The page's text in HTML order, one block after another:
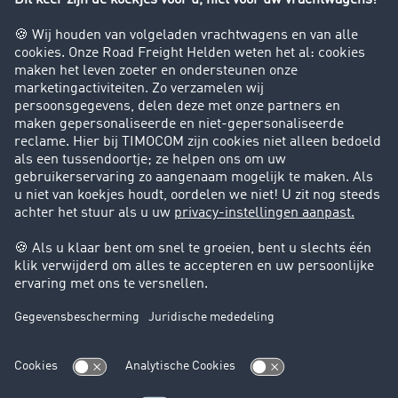
Bedrijf
Success Stories
Klanten werven klanten
Support
Contact
Juridische informatie
Juridische info
Algemene voorwaarden